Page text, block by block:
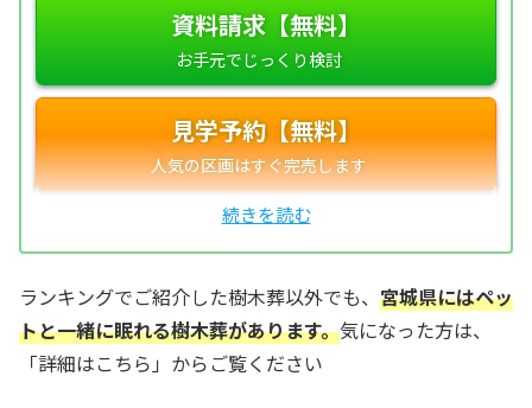
資料請求【無料】
見学予約【無料】
ランキングでご紹介した樹木葬以外でも、 宮城県にはペッ
トと一緒に眠れる樹木葬があります。気になった方は、
「詳細はこちら」からご覧ください